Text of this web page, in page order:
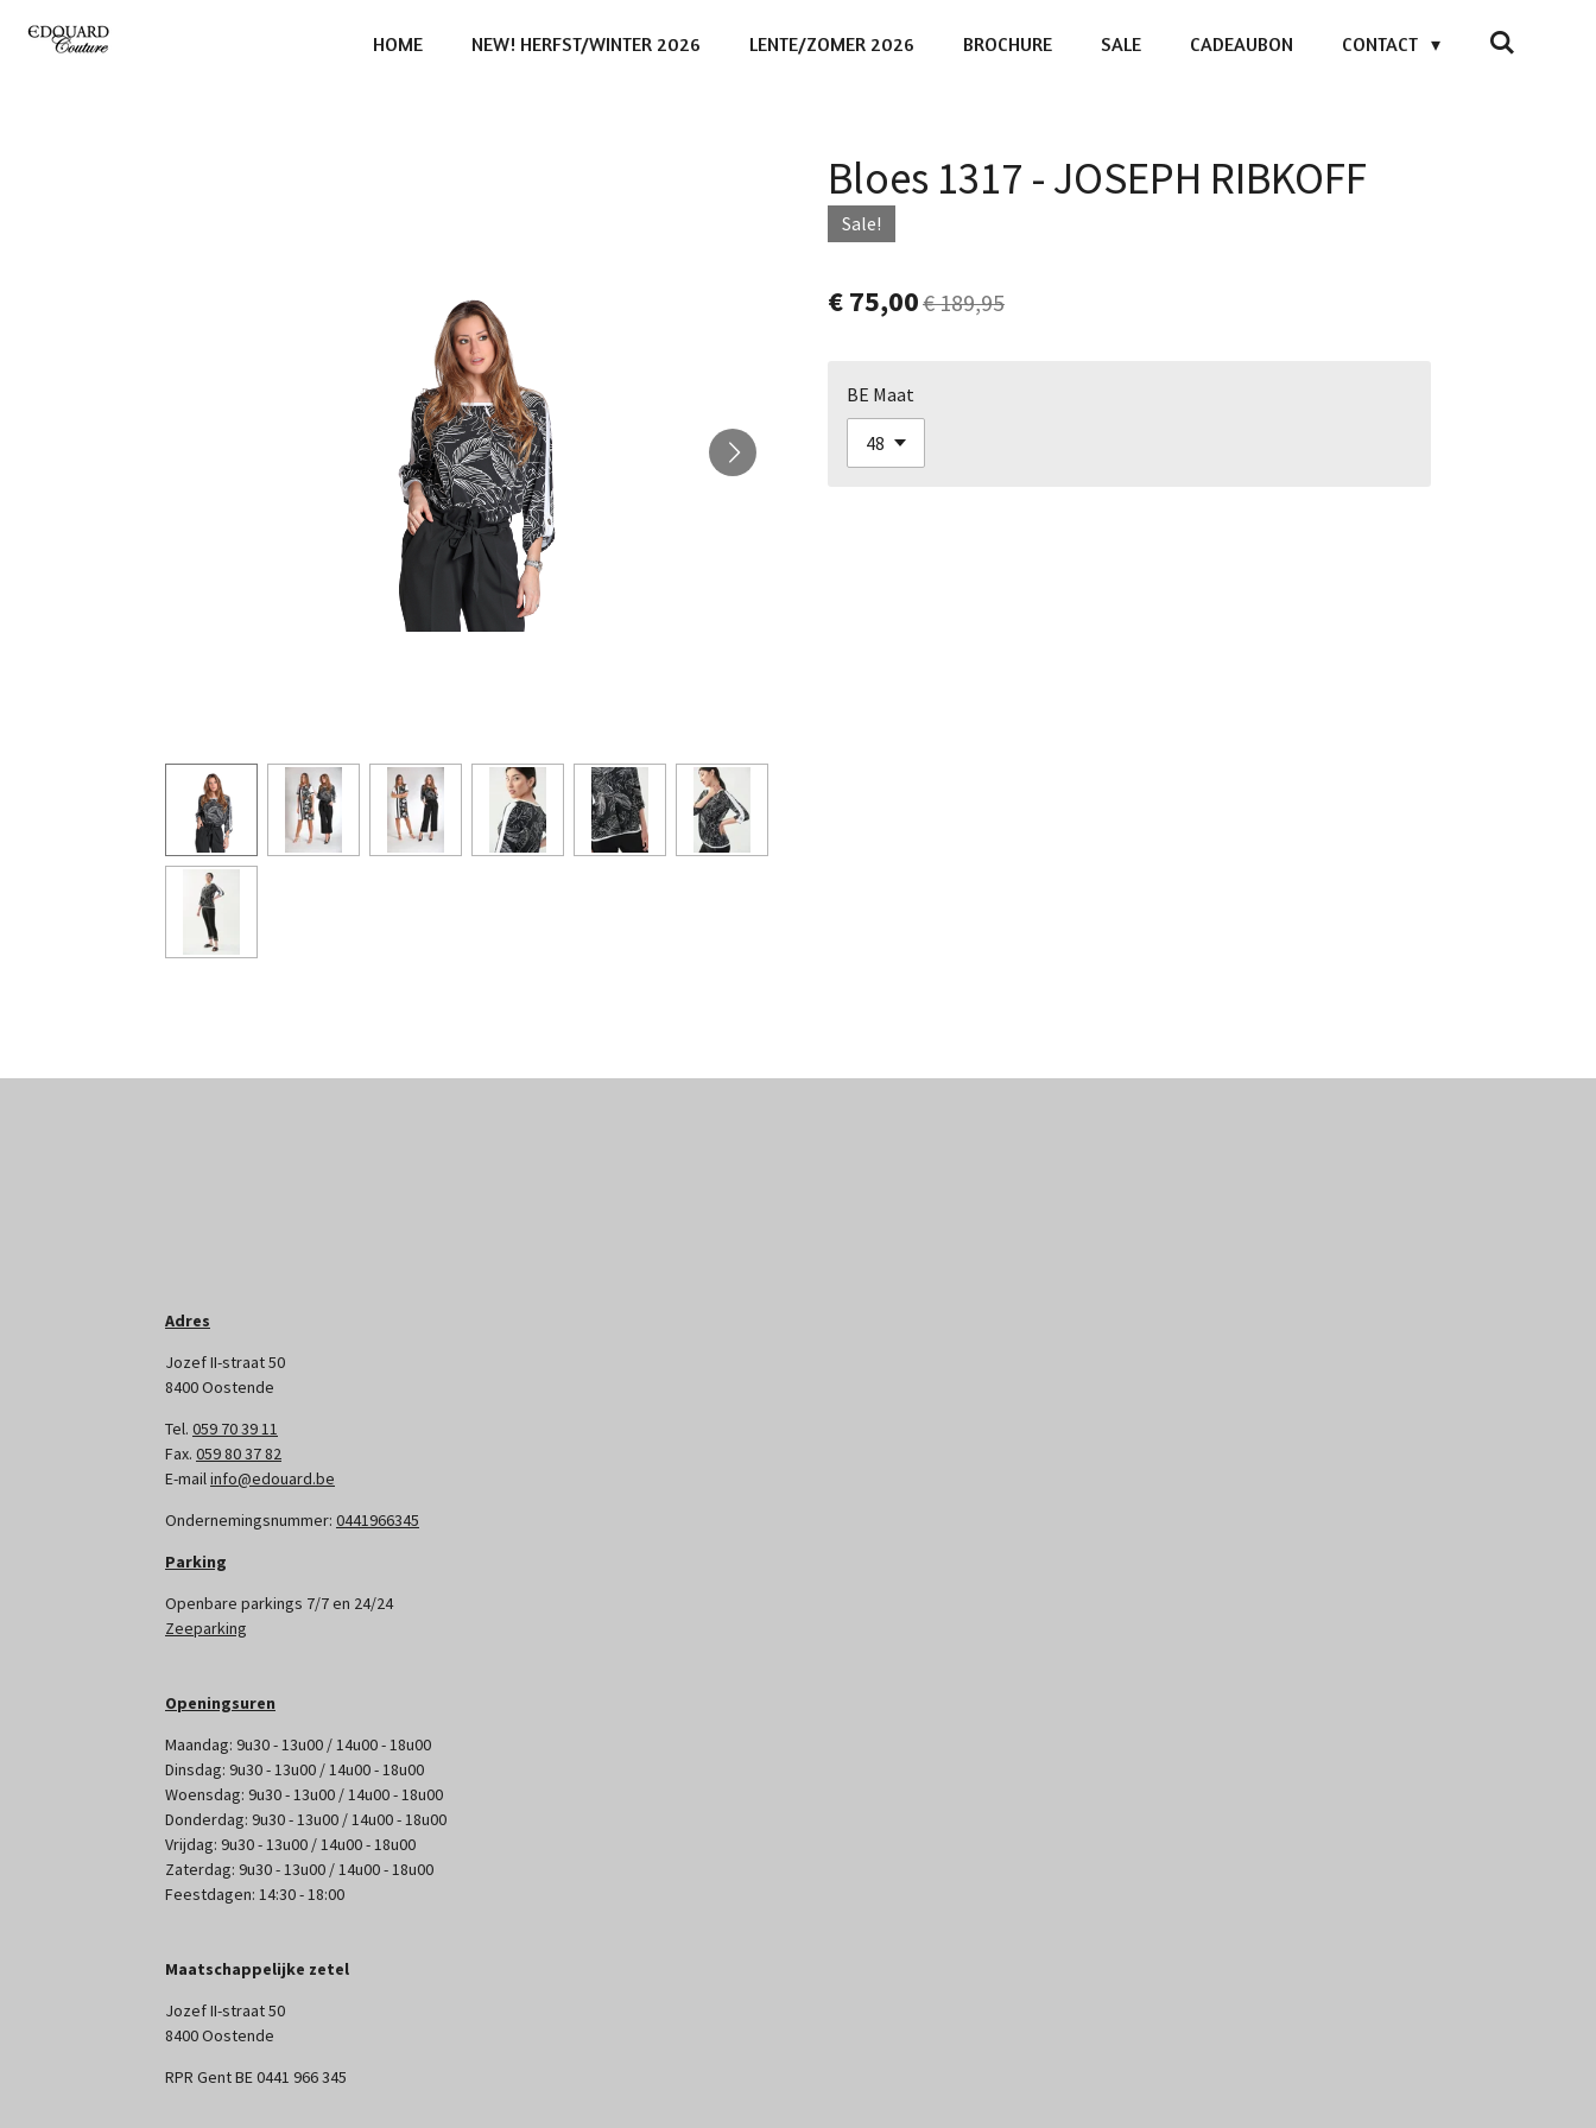
Ga
direct
HOME NEW! HERFST/WINTER 2026 LENTE/ZOMER 2026 BROCHURE SALE CADEAUBON CONTACT
Bloes 1317 - JOSEPH RIBKOFF
Sale!
€ 75,00€ 189,95
BE Maat
Adres
Jozef II-straat 50
8400 Oostende
Tel. 059 70 39 11
Fax. 059 80 37 82
E-mailinfo@edouard.be
Ondernemingsnummer: 0441966345
Parking
Openbare parkings 7/7 en 24/24
Zeeparking
Openingsuren
Maandag: 9u30 - 13u00 / 14u00 - 18u00
Dinsdag: 9u30 - 13u00 / 14u00 - 18u00
Woensdag: 9u30 - 13u00 / 14u00 - 18u00
Donderdag: 9u30 - 13u00 / 14u00 - 18u00
Vrijdag: 9u30 - 13u00 / 14u00 - 18u00
Zaterdag: 9u30 - 13u00 / 14u00 - 18u00
Feestdagen: 14:30 - 18:00
Maatschappelijke zetel
Jozef II-straat 50
8400 Oostende
RPR Gent BE 0441 966 345